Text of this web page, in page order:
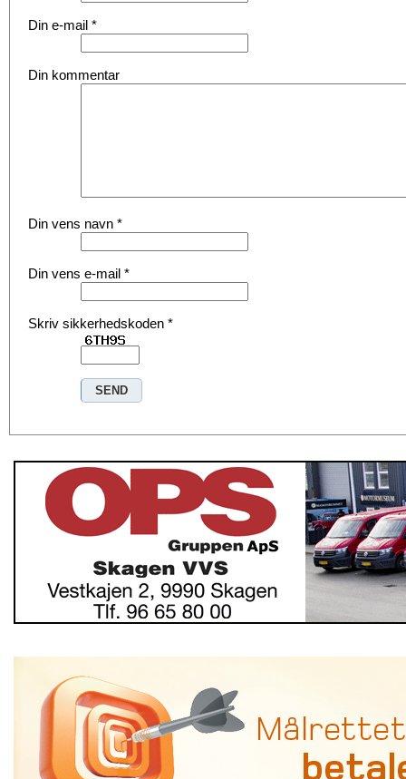
Din e-mail *
Din kommentar
Din vens navn *
Din vens e-mail *
Skriv sikkerhedskoden *